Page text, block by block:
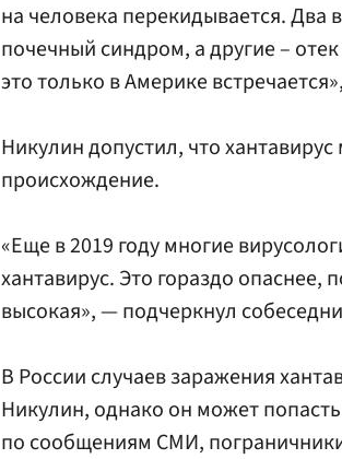
на человека перекидывается.
почечный синдром, а другие –
это только в Америке
Никулин допустил, что
происхождение.
«Еще в 2019 году многие
хантавирус. Это гораздо опаснее,
высокая», — подчеркнул
В России случаев заражения
Никулин, однако он может
по сообщениям СМИ,